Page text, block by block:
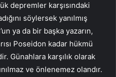
depremler karşısındaki
söylersek yanılmış
ya da bir başka yazarın,
Poseidon kadar hükmü
Günahlara karşılık olarak
ve önlenemez olandır.